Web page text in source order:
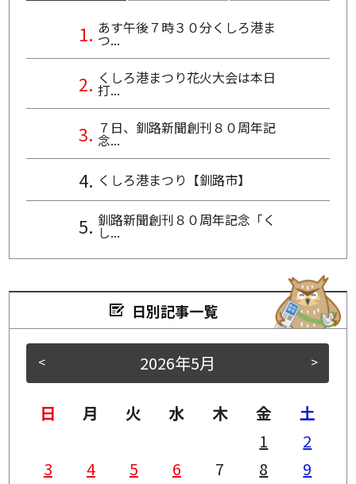
あす午後７時３０分くしろ港ま
つ...
くしろ港まつり花火大会は本日
打...
７日、釧路新聞創刊８０周年記
念...
くしろ港まつり【釧路市】
釧路新聞創刊８０周年記念「く
し...
日別記事一覧
< >
2026年5月
日 月 火 水 木 金
土
1
2
3
4 5 6 7 8
9